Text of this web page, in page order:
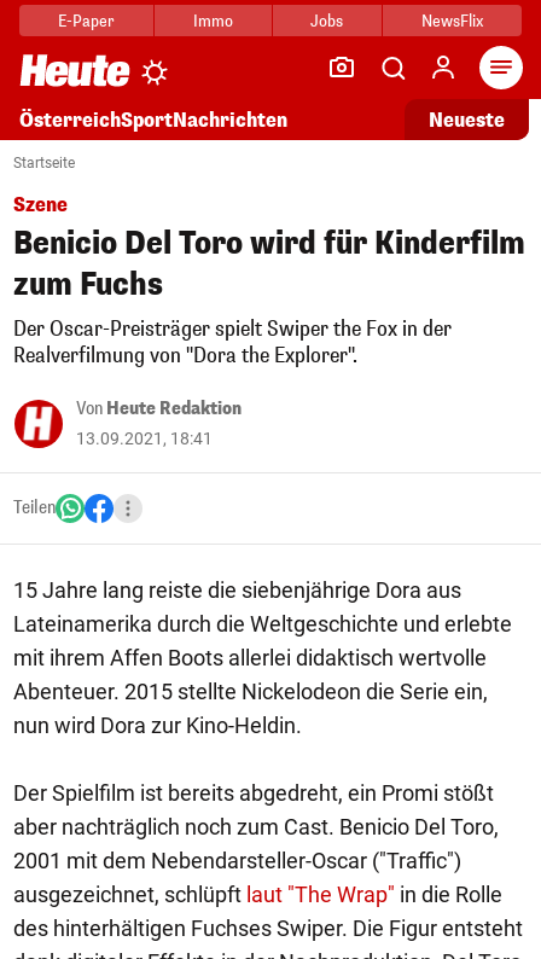
E-Paper Immo Jobs NewsFlix
ÖsterreichSportNachrichten Neueste
Startseite
Szene
Benicio Del Toro wird für Kinderfilm
zum Fuchs
Der Oscar-Preisträger spielt Swiper the Fox in der
Realverfilmung von "Dora the Explorer".
Von Heute Redaktion
13.09.2021, 18:41
Teilen
15 Jahre lang reiste die siebenjährige Dora aus
Lateinamerika durch die Weltgeschichte und erlebte
mit ihrem Affen Boots allerlei didaktisch wertvolle
Abenteuer. 2015 stellte Nickelodeon die Serie ein,
nun wird Dora zur Kino-Heldin.
Der Spielfilm ist bereits abgedreht, ein Promi stößt
aber nachträglich noch zum Cast. Benicio Del Toro,
2001 mit dem Nebendarsteller-Oscar ("Traffic")
ausgezeichnet, schlüpft laut "The Wrap" in die Rolle
des hinterhältigen Fuchses Swiper. Die Figur entsteht